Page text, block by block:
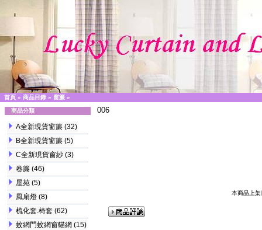
首頁 » 商品目錄 » 窗簾 »
商品分類
A全新現貨窗簾 (32)
B全新現貨窗簾 (5)
C全新現貨窗紗 (3)
卷簾 (46)
屋苑 (5)
風扇燈 (8)
梳化套.椅套 (62)
蚊網門蚊網窗貓網 (15)
006
本商品上